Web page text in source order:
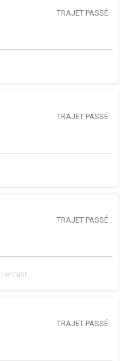
TRAJET PASSÉ
TRAJET PASSÉ
TRAJET PASSÉ
1 enfant
TRAJET PASSÉ